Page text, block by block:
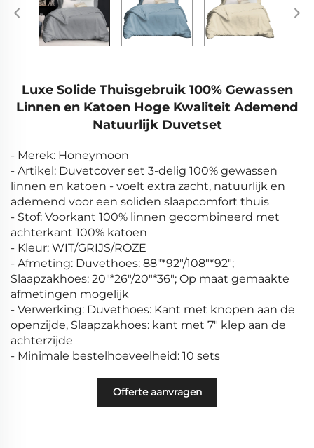
Luxe Solide Thuisgebruik 100% Gewassen
Linnen en Katoen Hoge Kwaliteit Ademend
Natuurlijk Duvetset
- Merek: Honeymoon
- Artikel: Duvetcover set 3-delig 100% gewassen
linnen en katoen - voelt extra zacht, natuurlijk en
ademend voor een soliden slaapcomfort thuis
- Stof: Voorkant 100% linnen gecombineerd met
achterkant 100% katoen
- Kleur: WIT/GRIJS/ROZE
- Afmeting: Duvethoes: 88"*92"/108"*92";
Slaapzakhoes: 20"*26"/20"*36"; Op maat gemaakte
afmetingen mogelijk
- Verwerking: Duvethoes: Kant met knopen aan de
openzijde, Slaapzakhoes: kant met 7" klep aan de
achterzijde
- Minimale bestelhoeveelheid: 10 sets
Offerte aanvragen